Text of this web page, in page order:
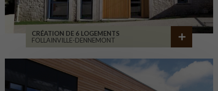
CRÉATION DE 6 LOGEMENTS
FOLLAINVILLE-DENNEMONT